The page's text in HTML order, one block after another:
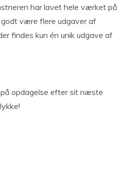
har lavet hele værket på
godt være flere udgaver af
findes kun én unik udgave af
opdagelse efter sit næste